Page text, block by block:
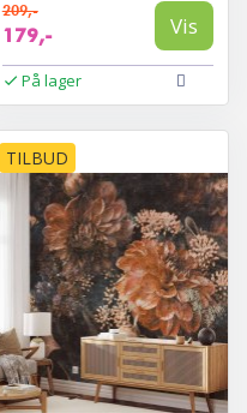
209,-
179,- Vis
På lager
TILBUD